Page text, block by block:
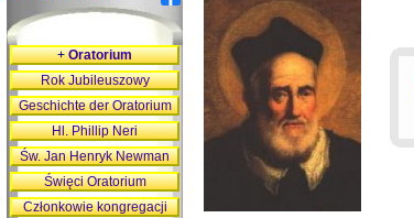
+Oratorium
Rok Jubileuszowy
Geschichte der Oratorium
Hl. Phillip Neri
Św. Jan Henryk Newman
Święci Oratorium
Członkowie kongregacji